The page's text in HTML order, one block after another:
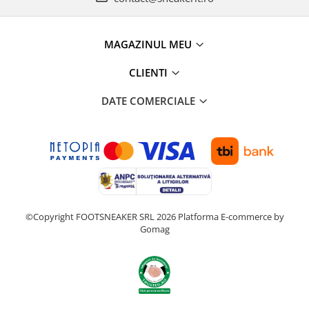
MAGAZINUL MEU
CLIENTI
DATE COMERCIALE
©Copyright FOOTSNEAKER SRL 2026 Platforma E-commerce by
Gomag